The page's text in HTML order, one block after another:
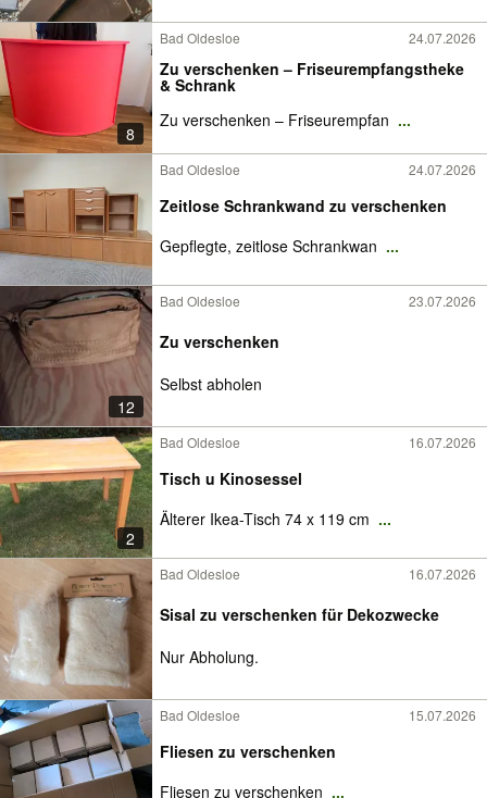
8
Bad Oldesloe 24.07.2026
Zu verschenken – Friseurempfangstheke
& Schrank
Zu verschenken – Friseurempfan ...
Bad Oldesloe 24.07.2026
Zeitlose Schrankwand zu verschenken
Gepflegte, zeitlose Schrankwan ...
12
Bad Oldesloe 23.07.2026
Zu verschenken
Selbst abholen
2
Bad Oldesloe 16.07.2026
Tisch u Kinosessel
Älterer Ikea-Tisch 74 x 119 cm ...
Bad Oldesloe 16.07.2026
Sisal zu verschenken für Dekozwecke
Nur Abholung.
Bad Oldesloe 15.07.2026
Fliesen zu verschenken
Fliesen zu verschenken ...